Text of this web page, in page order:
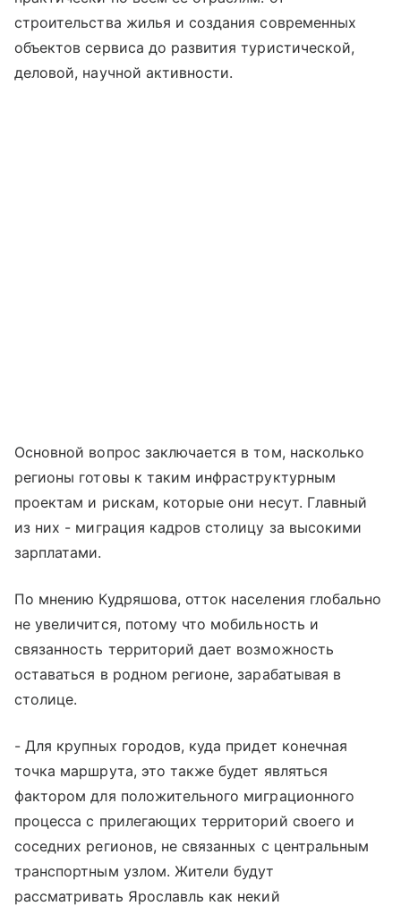
строительства жилья и создания современных
объектов сервиса до развития туристической,
деловой, научной активности.
Основной вопрос заключается в том, насколько
регионы готовы к таким инфраструктурным
проектам и рискам, которые они несут. Главный
из них - миграция кадров столицу за высокими
зарплатами.
По мнению Кудряшова, отток населения глобально
не увеличится, потому что мобильность и
связанность территорий дает возможность
оставаться в родном регионе, зарабатывая в
столице.
- Для крупных городов, куда придет конечная
точка маршрута, это также будет являться
фактором для положительного миграционного
процесса с прилегающих территорий своего и
соседних регионов, не связанных с центральным
транспортным узлом. Жители будут
рассматривать Ярославль как некий